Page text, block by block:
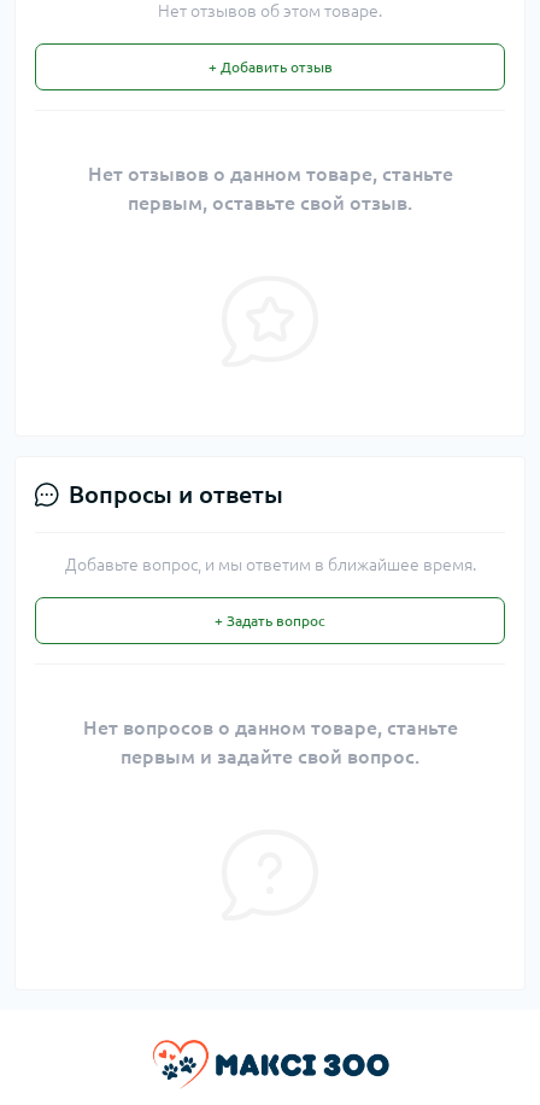
Нет отзывов об этом товаре.
+ Добавить отзыв
Нет отзывов о данном товаре, станьте
первым, оставьте свой отзыв.
Вопросы и ответы
Добавьте вопрос, и мы ответим в ближайшее время.
+ Задать вопрос
Нет вопросов о данном товаре, станьте
первым и задайте свой вопрос.